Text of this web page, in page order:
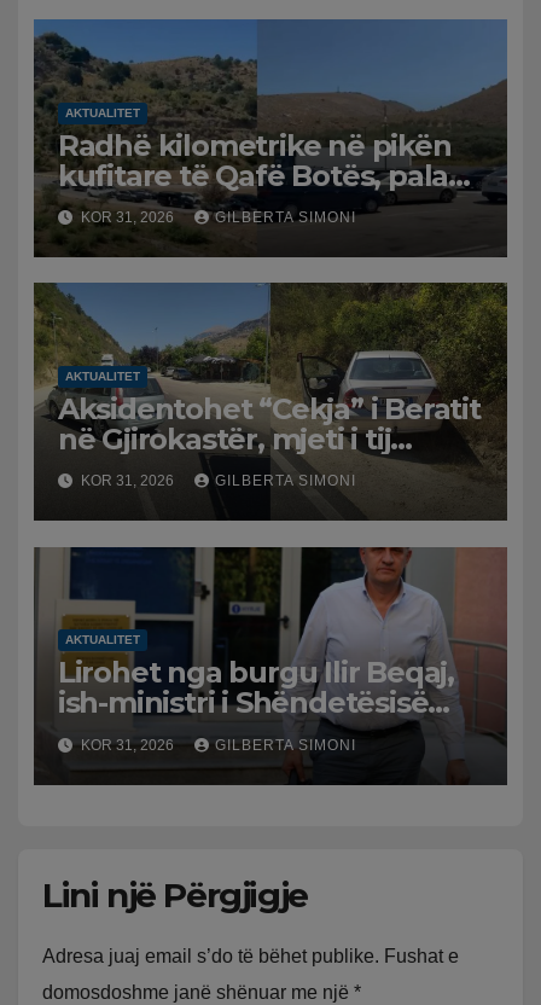
AKTUALITET
Radhë kilometrike në pikën
kufitare të Qafë Botës, pala
greke raporton defekt në
sistem, qytetarët mbeten të
bllokuar
KOR 31, 2026 GILBERTA SIMONI
AKTUALITET
Aksidentohet “Cekja” i Beratit
në Gjirokastër, mjeti i tij
përplaset me atë të klerikut
bektashian
KOR 31, 2026 GILBERTA SIMONI
AKTUALITET
Lirohet nga burgu Ilir Beqaj,
ish-ministri i Shëndetësisë
‘kthehet’ në shtëpi, GJKKO i
ndryshon masën e arrestit
KOR 31, 2026 GILBERTA SIMONI
Lini një Përgjigje
Adresa juaj email s’do të bëhet publike. Fushat e
domosdoshme janë shënuar me një *